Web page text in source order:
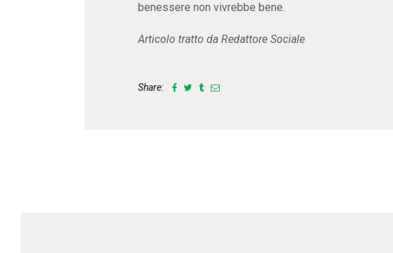
benessere non vivrebbe bene.
Articolo tratto da Redattore Sociale
Share: